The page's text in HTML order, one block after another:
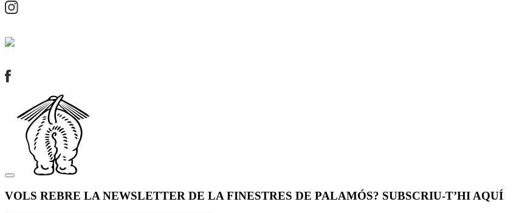
VOLS REBRE LA NEWSLETTER DE LA FINESTRES DE PALAMÓS? SUBSCRIU-T’HI AQUÍ